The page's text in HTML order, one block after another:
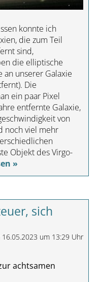
konnte ich
die zum Teil
sind,
die elliptische
an unserer Galaxie
Die
ein paar Pixel
entfernte Galaxie,
von
noch viel mehr
Objekt des Virgo-
»
sich
16.05.2023 um 13:29 Uhr
achtsamen